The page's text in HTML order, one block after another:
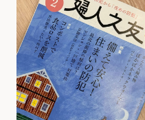
負荷の低減を目的とした「循
環型ライフスタイルへの転換
に向 […]